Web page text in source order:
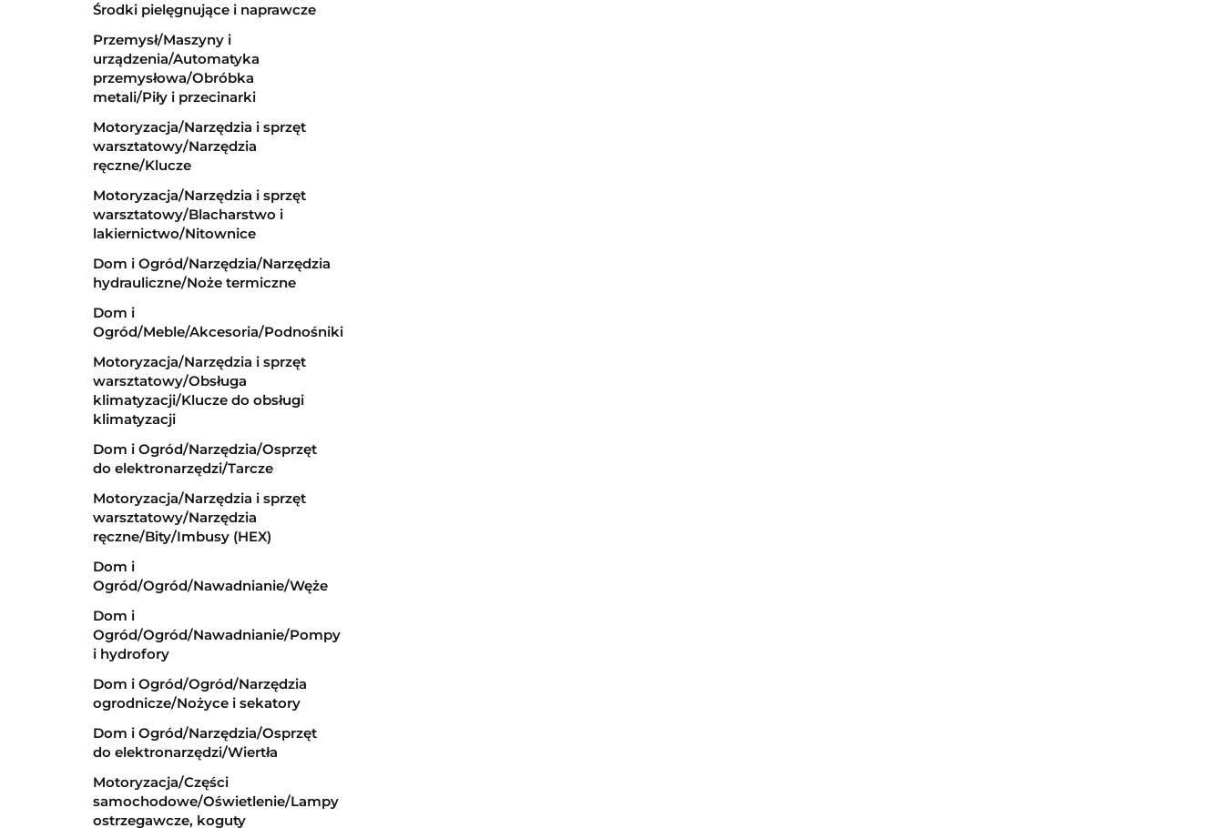
Środki pielęgnujące i naprawcze
Przemysł/Maszyny i
urządzenia/Automatyka
przemysłowa/Obróbka
metali/Piły i przecinarki
Motoryzacja/Narzędzia i sprzęt
warsztatowy/Narzędzia
ręczne/Klucze
Motoryzacja/Narzędzia i sprzęt
warsztatowy/Blacharstwo i
lakiernictwo/Nitownice
Dom i Ogród/Narzędzia/Narzędzia
hydrauliczne/Noże termiczne
Dom i
Ogród/Meble/Akcesoria/Podnośniki
Motoryzacja/Narzędzia i sprzęt
warsztatowy/Obsługa
klimatyzacji/Klucze do obsługi
klimatyzacji
Dom i Ogród/Narzędzia/Osprzęt
do elektronarzędzi/Tarcze
Motoryzacja/Narzędzia i sprzęt
warsztatowy/Narzędzia
ręczne/Bity/Imbusy (HEX)
Dom i
Ogród/Ogród/Nawadnianie/Węże
Dom i
Ogród/Ogród/Nawadnianie/Pompy
i hydrofory
Dom i Ogród/Ogród/Narzędzia
ogrodnicze/Nożyce i sekatory
Dom i Ogród/Narzędzia/Osprzęt
do elektronarzędzi/Wiertła
Motoryzacja/Części
samochodowe/Oświetlenie/Lampy
ostrzegawcze, koguty